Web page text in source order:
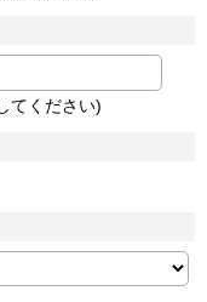
てください)